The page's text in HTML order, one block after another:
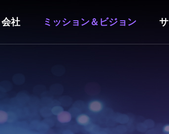
会社 ミッション＆ビジョン